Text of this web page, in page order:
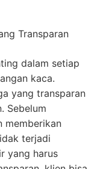
Transparan
dalam setiap
kaca.
yang transparan
Sebelum
memberikan
terjadi
yang harus